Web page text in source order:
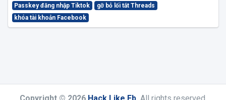
Passkey đăng nhập Tiktok
gỡ bỏ lối tắt Threads
khóa tài khoản Facebook